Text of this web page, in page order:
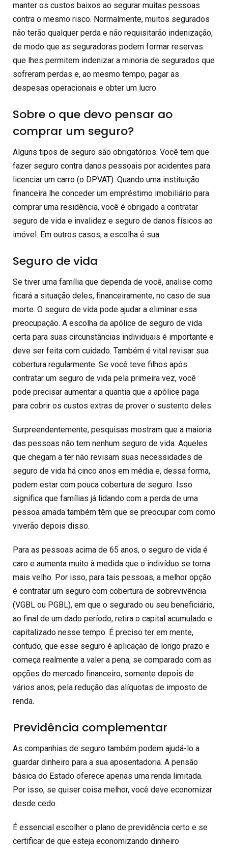
manter os custos baixos ao segurar muitas pessoas
contra o mesmo risco. Normalmente, muitos segurados
não terão qualquer perda e não requisitarão indenização,
de modo que as seguradoras podem formar reservas
que lhes permitem indenizar a minoria de segurados que
sofreram perdas e, ao mesmo tempo, pagar as
despesas operacionais e obter um lucro.
Sobre o que devo pensar ao
comprar um seguro?
Alguns tipos de seguro são obrigatórios. Você tem que
fazer seguro contra danos pessoais por acidentes para
licenciar um carro (o DPVAT). Quando uma instituição
financeira lhe conceder um empréstimo imobiliário para
comprar uma residência, você é obrigado a contratar
seguro de vida e invalidez e seguro de danos físicos ao
imóvel. Em outros casos, a escolha é sua.
Seguro de vida
Se tiver uma família que dependa de você, analise como
ficará a situação deles, financeiramente, no caso de sua
morte. O seguro de vida pode ajudar a eliminar essa
preocupação. A escolha da apólice de seguro de vida
certa para suas circunstâncias individuais é importante e
deve ser feita com cuidado. Também é vital revisar sua
cobertura regularmente. Se você teve filhos após
contratar um seguro de vida pela primeira vez, você
pode precisar aumentar a quantia que a apólice paga
para cobrir os custos extras de prover o sustento deles.
Surpreendentemente, pesquisas mostram que a maioria
das pessoas não tem nenhum seguro de vida. Aqueles
que chegam a ter não revisam suas necessidades de
seguro de vida há cinco anos em média e, dessa forma,
podem estar com pouca cobertura de seguro. Isso
significa que famílias já lidando com a perda de uma
pessoa amada também têm que se preocupar com como
viverão depois disso.
Para as pessoas acima de 65 anos, o seguro de vida é
caro e aumenta muito à medida que o indivíduo se torna
mais velho. Por isso, para tais pessoas, a melhor opção
é contratar um seguro com cobertura de sobrevivência
(VGBL ou PGBL), em que o segurado ou seu beneficiário,
ao final de um dado período, retira o capital acumulado e
capitalizado nesse tempo. É preciso ter em mente,
contudo, que esse seguro é aplicação de longo prazo e
começa realmente a valer a pena, se comparado com as
opções do mercado financeiro, somente depois de
vários anos, pela redução das alíquotas de imposto de
renda.
Previdência complementar
As companhias de seguro também podem ajudá-lo a
guardar dinheiro para a sua aposentadoria. A pensão
básica do Estado oferece apenas uma renda limitada.
Por isso, se quiser coisa melhor, você deve economizar
desde cedo.
É essencial escolher o plano de previdência certo e se
certificar de que esteja economizando dinheiro